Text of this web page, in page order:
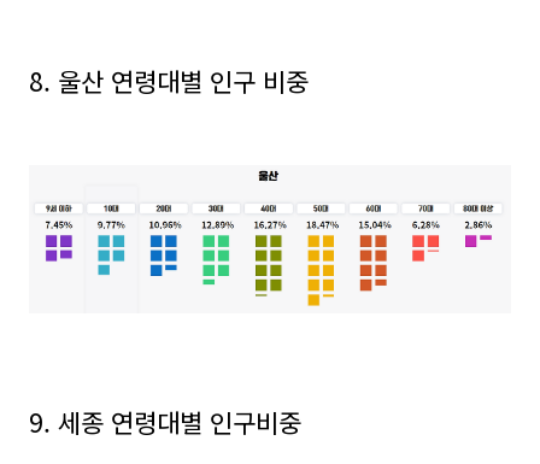
8. 울산 연령대별 인구 비중
9. 세종 연령대별 인구비중